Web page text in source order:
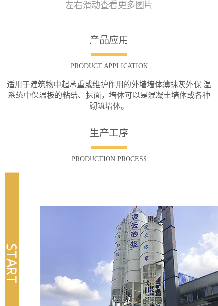
左右滑动查看更多图片
产品应用
PRODUCT APPLICATION
适用于建筑物中起承重或维护作用的外墙墙体薄抹灰外保 温
系统中保温板的粘结、抹面，墙体可以是混凝土墙体或各种
砌筑墙体。
生产工序
PRODUCTION PROCESS